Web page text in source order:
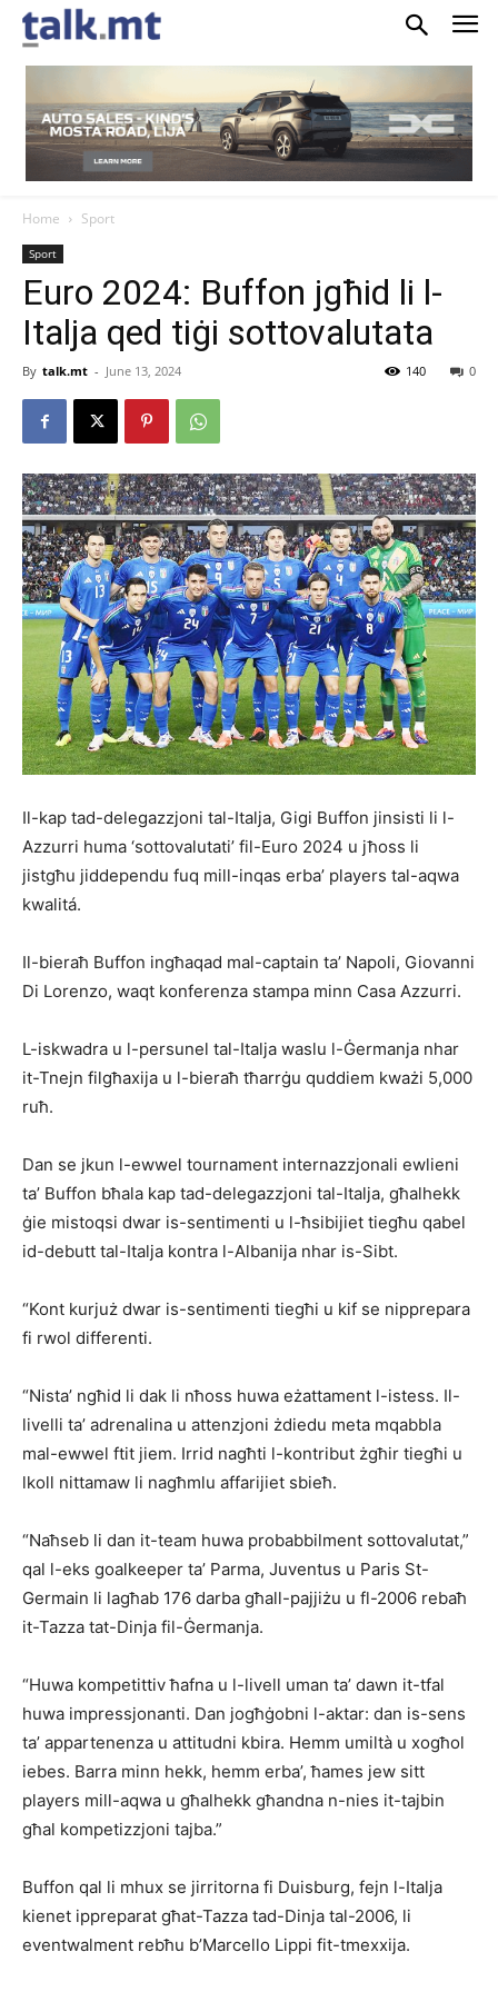
Home Sport
Sport
Euro 2024: Buffon jgħid li l-
Italja qed tiġi sottovalutata
By talk.mt - June 13, 2024 0
140
Il-kap tad-delegazzjoni tal-Italja, Gigi Buffon jinsisti li l-
Azzurri huma ‘sottovalutati’ fil-Euro 2024 u jħoss li
jistgħu jiddependu fuq mill-inqas erba’ players tal-aqwa
kwalitá.
Il-bieraħ Buffon ingħaqad mal-captain ta’ Napoli, Giovanni
Di Lorenzo, waqt konferenza stampa minn Casa Azzurri.
L-iskwadra u l-persunel tal-Italja waslu l-Ġermanja nhar
it-Tnejn filgħaxija u l-bie­raħ tħarrġu quddiem kważi 5,000
ruħ.
Dan se jkun l-ewwel tournament internazzjonali ewlieni
ta’ Buffon bħala kap tad-delegazzjoni tal-Italja, għalhekk
ġie mistoqsi dwar is-sentimenti u l-ħsibijiet tiegħu qabel
id-debutt tal-Italja kontra l-Albanija nhar is-Sibt.
“Kont kurjuż dwar is-sentimenti tiegħi u kif se nipprepara
fi rwol differenti.
“Nista’ ngħid li dak li nħoss huwa eżattament l-istess. Il-
livelli ta’ adrenalina u attenzjoni żdiedu meta mqabbla
mal-ewwel ftit jiem. Irrid nagħti l-kontribut żgħir tiegħi u
lkoll nittamaw li nagħmlu affarijiet sbieħ.
“Naħseb li dan it-team huwa probabbilment sottovalutat,”
qal l-eks goalkeeper ta’ Parma, Juventus u Paris St-
Germain li lagħab 176 darba għall-pajjiżu u fl-2006 rebaħ
it-Tazza tat-Dinja fil-Ġermanja.
“Huwa kompetittiv ħafna u l-livell uman ta’ dawn it-tfal
huwa impressjonanti. Dan jogħġobni l-aktar: dan is-sens
ta’ appar­tenenza u attitudni kbira. Hemm umiltà u xogħol
iebes. Barra minn hekk, hemm erba’, ħames jew sitt
players mill-aqwa u għalhekk għandna n-nies it-tajbin
għal kom­petizzjoni tajba.”
Buffon qal li mhux se jirritorna fi Duisburg, fejn l-Italja
kienet ippreparat għat-Tazza tad-Dinja tal-2006, li
eventwalment rebħu b’Marcello Lippi fit-tmexxija.